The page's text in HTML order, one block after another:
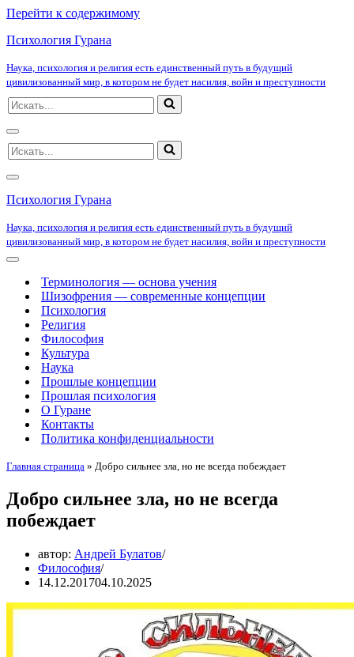
Перейти к содержимому
Психология Гурана
Наука, психология и религия есть единственный путь в будущий
цивилизованный мир, в котором не будет насилия, войн и преступности
Искать...
Меню
навигации
Искать...
Меню
навигации
Психология Гурана
Наука, психология и религия есть единственный путь в будущий
цивилизованный мир, в котором не будет насилия, войн и преступности
Меню
навигацииТерминология — основа учения
Шизофрения — современные концепции
Психология
Религия
Философия
Культура
Наука
Прошлые концепции
Прошлая психология
О Гуране
Контакты
Политика конфиденциальности
Главная страница » Добро сильнее зла, но не всегда побеждает
Добро сильнее зла, но не всегда
побеждает
автор: Андрей Булатов
Философия
14.12.201704.10.2025